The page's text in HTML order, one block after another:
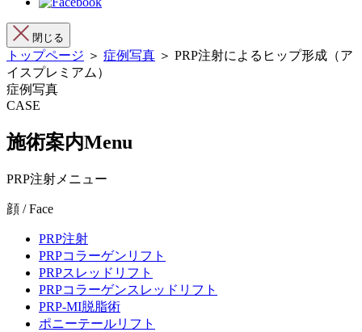
閉じる
トップページ ＞ 症例写真 ＞ PRP注射によるヒップ形成（ア
イスプレミアム）
症例写真
CASE
施術案内Menu
PRP注射メニュー
顔 / Face
PRP注射
PRPコラーゲンリフト
PRPスレッドリフト
PRPコラーゲンスレッドリフト
PRP-MI脱脂術
ポニーテールリフト